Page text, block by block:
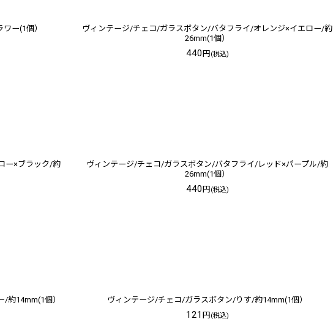
ー(1個）
ヴィンテージ/チェコ/ガラスボタン/バタフライ/オレンジ×イエロー/約
26mm(1個）
440 円 (税込)
ー×ブラック/約
ヴィンテージ/チェコ/ガラスボタン/バタフライ/レッド×パープル/約
26mm(1個）
440 円 (税込)
約14mm(1個） ヴィンテージ/チェコ/ガラスボタン/りす/約14mm(1個）
121 円 (税込)